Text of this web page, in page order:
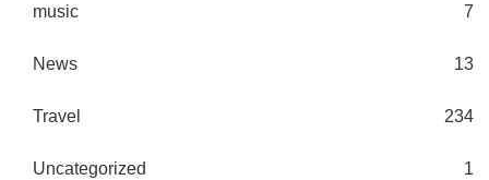
music 7
News 13
Travel 234
Uncategorized 1